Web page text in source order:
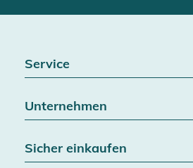
Service
Batteriegesetz
Widerrufsrecht
Vertrag widerrufen
Unternehmen
Blog
Sicher einkaufen